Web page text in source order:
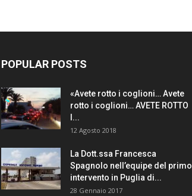
POPULAR POSTS
«Avete rotto i coglioni… Avete
rotto i coglioni… AVETE ROTTO
I...
12 Agosto 2018
La Dott.ssa Francesca
Spagnolo nell’equipe del primo
intervento in Puglia di...
28 Gennaio 2017